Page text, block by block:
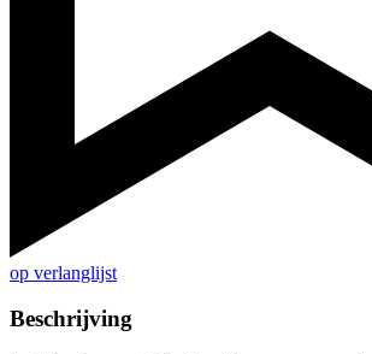
op verlanglijst
Beschrijving